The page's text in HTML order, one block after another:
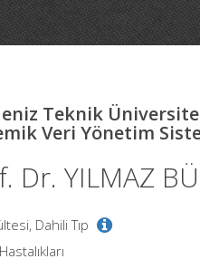
Teknik
Veri Yönetim
Dr. YILMAZ
Dahili Tıp